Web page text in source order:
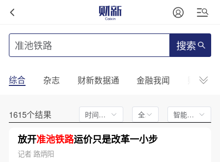
搜索
综合 杂志 财新数据通 金融我闻 财新
1615个结果 时间不限 全文 智能排序
放开准池铁路运价只是改革一小步
记者 路炳阳